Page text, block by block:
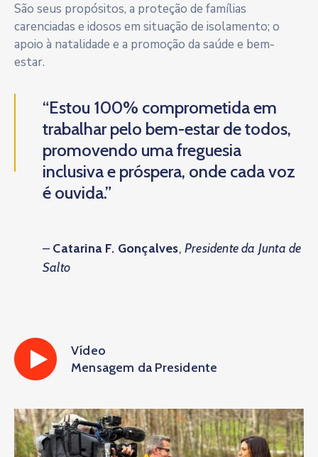
São seus propósitos, a proteção de famílias
carenciadas e idosos em situação de isolamento; o
apoio à natalidade e a promoção da saúde e bem-
estar.
“Estou 100% comprometida em
trabalhar pelo bem-estar de todos,
promovendo uma freguesia
inclusiva e próspera, onde cada voz
é ouvida.”
– Catarina F. Gonçalves, Presidente da Junta de
Salto
Vídeo
Mensagem da Presidente